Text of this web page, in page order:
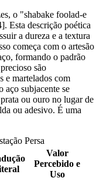
o "shabake foolad-e
Esta descrição poética
a dureza e a textura
começa com o artesão
formando o padrão
são
e martelados com
aço subjacente se
ou ouro no lugar de
ou adesivo. É uma
Persa
Valor
Percebido e
Uso